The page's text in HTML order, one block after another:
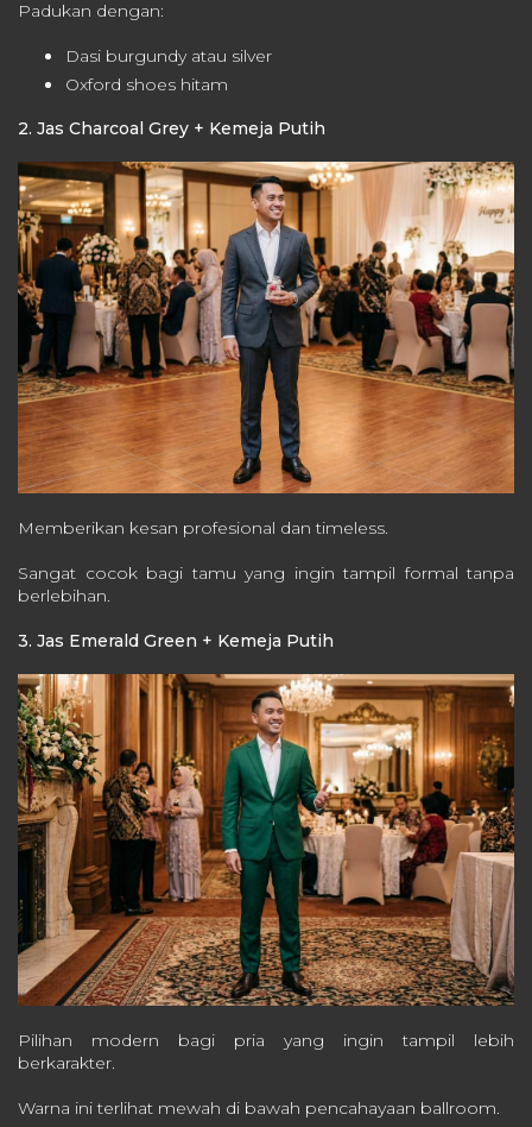
Padukan dengan:
Dasi burgundy atau silver
Oxford shoes hitam
2. Jas Charcoal Grey + Kemeja Putih
Memberikan kesan profesional dan timeless.
Sangat cocok bagi tamu yang ingin tampil formal tanpa
berlebihan.
3. Jas Emerald Green + Kemeja Putih
Pilihan modern bagi pria yang ingin tampil lebih
berkarakter.
Warna ini terlihat mewah di bawah pencahayaan ballroom.